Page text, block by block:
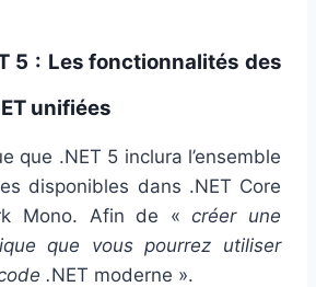
5 : Les fonctionnalités des
unifiées
que .NET 5 inclura l’ensemble
disponibles dans .NET Core
Mono. Afin de «créer une
que vous pourrez utiliser
.NET moderne ».